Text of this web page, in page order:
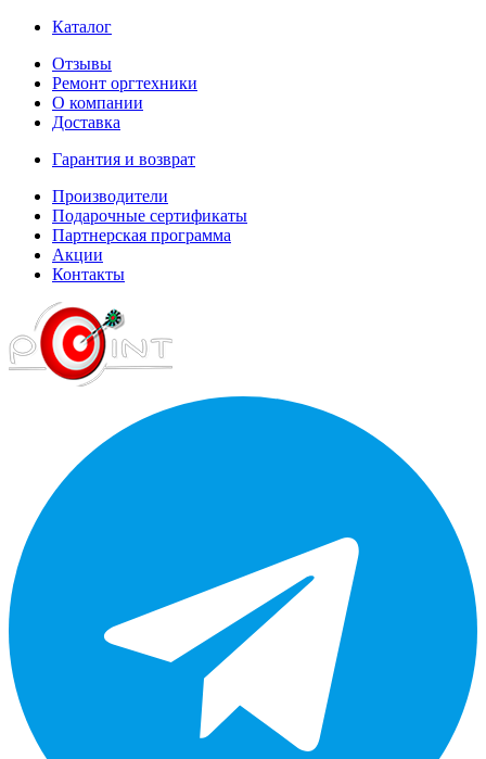
Каталог
Отзывы
Ремонт оргтехники
О компании
Доставка
Гарантия и возврат
Производители
Подарочные сертификаты
Партнерская программа
Акции
Контакты